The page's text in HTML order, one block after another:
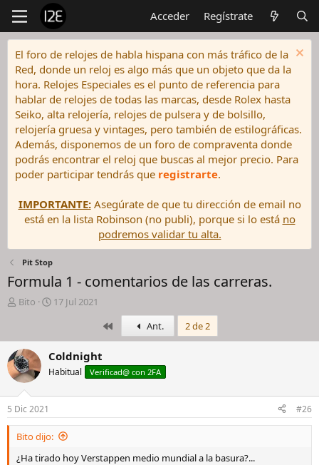
Acceder Regístrate
El foro de relojes de habla hispana con más tráfico de la
Red, donde un reloj es algo más que un objeto que da la
hora. Relojes Especiales es el punto de referencia para
hablar de relojes de todas las marcas, desde Rolex hasta
Seiko, alta relojería, relojes de pulsera y de bolsillo,
relojería gruesa y vintages, pero también de estilográficas.
Además, disponemos de un foro de compraventa donde
podrás encontrar el reloj que buscas al mejor precio. Para
poder participar tendrás que registrarte.
IMPORTANTE:Asegúrate de que tu dirección de email no
está en la lista Robinson (no publi), porque si lo está no
podremos validar tu alta.
Pit Stop
Formula 1 - comentarios de las carreras.
I
c
i
a
d
o
r
d
e
l
h
Bito
F
h
a
e
i
c
i
o
17 Jul 2021
PrimeroAnt. 2 de 2
Coldnight
Habitual Verificad@ con 2FA
5 Dic 2021 #26
Bito dijo:
¿Ha tirado hoy Verstappen medio mundial a la basura?...